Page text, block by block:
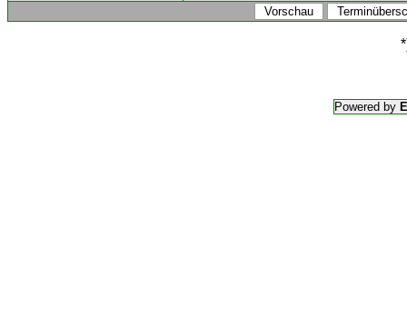
Powered by